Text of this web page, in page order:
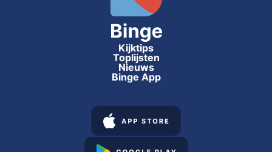
Kijktips
Toplijsten
Nieuws
Binge App